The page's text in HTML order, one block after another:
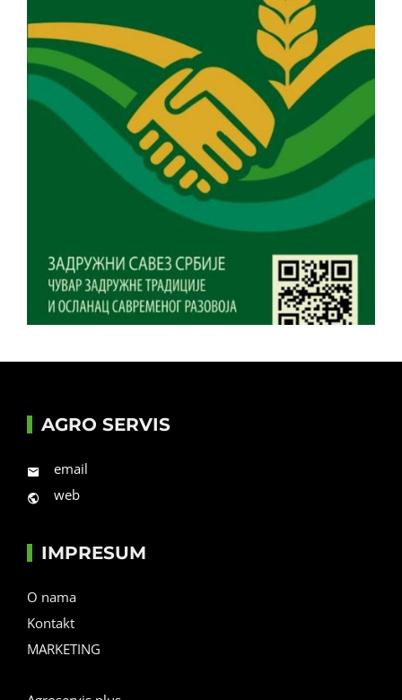
AGRO SERVIS
email
web
IMPRESUM
O nama
Kontakt
MARKETING